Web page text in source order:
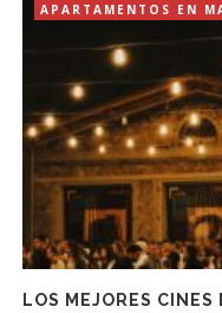
APARTAMENTOS EN
LOS MEJORES CINES